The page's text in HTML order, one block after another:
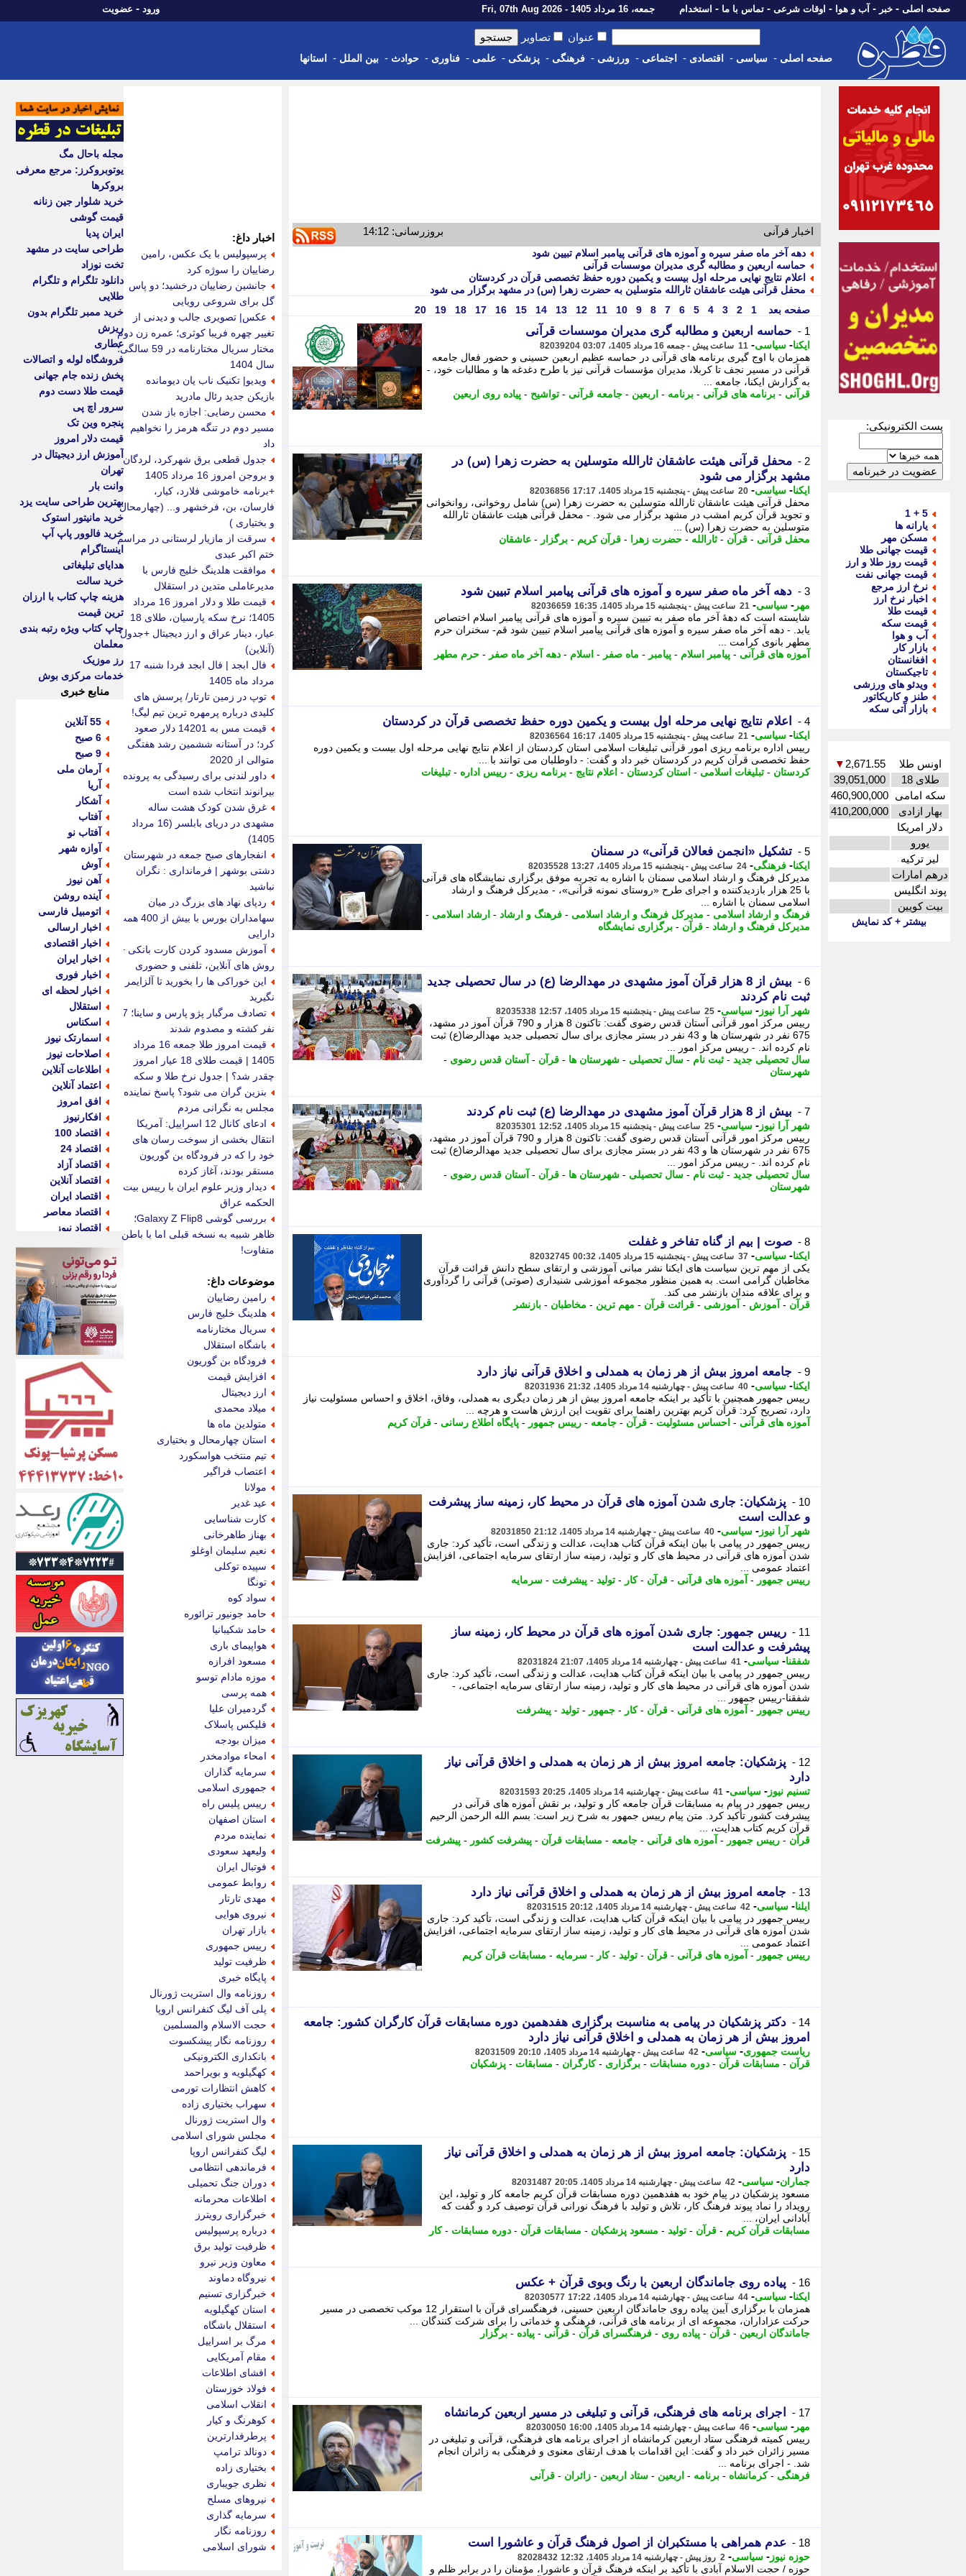
صفحه اصلی - خبر - آب و هوا - اوقات شرعی - تماس با ما - استخدام جمعه، 16 مرداد 1405 - Fri, 07th Aug 2026 ورود - عضویت
عنوان تصاویر
صفحه اصلی - سیاسی - اقتصادی - اجتماعی - ورزشی - فرهنگی - پزشکی - علمی - فناوری - حوادث - بین الملل - استانها
پست الکترونیکی:
5 + 1
یارانه ها
مسکن مهر
قیمت جهانی طلا
قیمت روز طلا و ارز
قیمت جهانی نفت
نرخ ارز مرجع
اخبار نرخ ارز
قیمت طلا
قیمت سکه
آب و هوا
بازار کار
افغانستان
تاجیکستان
ویدئو های ورزشی
طنز و کاریکاتور
بازار آتی سکه
اونس طلا 2,671.55
▼
طلای 18
39,051,000
سکه امامی 460,900,000
بهار ازادی
410,200,000
دلار امریکا
یورو
لیر ترکیه
درهم امارات
پوند انگلیس
بیت کویین
بیشتر + کد نمایش
اخبار قرآنی بروزرسانی: 14:12
دهه آخر ماه صفر سیره و آموزه های قرآنی پیامبر اسلام تبیین شود
حماسه اربعین و مطالبه گری مدیران موسسات قرآنی
اعلام نتایج نهایی مرحله اول بیست و یکمین دوره حفظ تخصصی قرآن در کردستان
محفل قرآنی هیئت عاشقان ثارالله متوسلین به حضرت زهرا (س) در مشهد برگزار می شود
صفحه بعد
1
2
3
4
5
6
7
8
9
10
11
12
13
14
15
16
17
18
19
20
1 - حماسه اربعین و مطالبه گری مدیران موسسات قرآنی
ایکنا- سیاسی- 11 ساعت پیش - جمعه 16 مرداد 1405، 03:07 82039204
همزمان با اوج گیری برنامه های قرآنی در حماسه عظیم اربعین حسینی و حضور فعال جامعه
قرآنی در مسیر نجف تا کربلا، مدیران مؤسسات قرآنی نیز با طرح دغدغه ها و مطالبات خود، -
به گزارش ایکنا، جامعه ...
قرآنی - برنامه های قرآنی - برنامه - اربعین - جامعه قرآنی - تواشیح - پیاده روی اربعین
2 -
محفل قرآنی هیئت عاشقان ثارالله متوسلین به حضرت زهرا (س) در
مشهد برگزار می شود
ایکنا- سیاسی- 20 ساعت پیش - پنجشنبه 15 مرداد 1405، 17:17 82036856
محفل قرآنی هیئت عاشقان ثارالله متوسلین به حضرت زهرا (س) شامل روخوانی، روانخوانی
و تجوید قرآن کریم امشب در مشهد برگزار می شود. - محفل قرآنی هیئت عاشقان ثارالله
متوسلین به حضرت زهرا (س) ...
محفل قرآنی - قرآن - ثارالله - حضرت زهرا - قرآن کریم - برگزار - عاشقان
3 - دهه آخر ماه صفر سیره و آموزه های قرآنی پیامبر اسلام تبیین شود
مهر - سیاسی- 21 ساعت پیش - پنجشنبه 15 مرداد 1405، 16:35 82036659
شایسته است که دههٔ آخر ماه صفر به تبیین سیره و آموزه های قرآنی پیامبر اسلام اختصاص
یابد. - دهه آخر ماه صفر سیره و آموزه های قرآنی پیامبر اسلام تبیین شود قم- سخنران حرم
مطهر بانوی کرامت ...
آموزه های قرآنی - پیامبر اسلام - پیامبر - ماه صفر - اسلام - دهه آخر ماه صفر - حرم مطهر
4 - اعلام نتایج نهایی مرحله اول بیست و یکمین دوره حفظ تخصصی قرآن در کردستان
ایکنا- سیاسی- 21 ساعت پیش - پنجشنبه 15 مرداد 1405، 16:17 82036564
رییس اداره برنامه ریزی امور قرآنی تبلیغات اسلامی استان کردستان از اعلام نتایج نهایی مرحله اول بیست و یکمین دوره
حفظ تخصصی قرآن کریم در کردستان خبر داد و گفت: - داوطلبان می توانند با ...
کردستان - تبلیغات اسلامی - استان کردستان - اعلام نتایج - برنامه ریزی - رییس اداره - تبلیغات
5 - تشکیل «انجمن فعالان قرآنی» در سمنان
ایکنا- فرهنگی- 24 ساعت پیش - پنجشنبه 15 مرداد 1405، 13:27 82035528
مدیرکل فرهنگ و ارشاد اسلامی سمنان با اشاره به تجربه موفق برگزاری نمایشگاه های قرآنی
با 25 هزار بازدیدکننده و اجرای طرح «روستای نمونه قرآنی»، - مدیرکل فرهنگ و ارشاد
اسلامی سمنان با اشاره ...
فرهنگ و ارشاد اسلامی - مدیرکل فرهنگ و ارشاد اسلامی - فرهنگ و ارشاد - ارشاد اسلامی -
مدیرکل فرهنگ و ارشاد - قرآن - برگزاری نمایشگاه
6 -
بیش از 8 هزار قرآن آموز مشهدی در مهدالرضا (ع) در سال تحصیلی جدید
ثبت نام کردند
شهر آرا نیوز - سیاسی- 25 ساعت پیش - پنجشنبه 15 مرداد 1405، 12:57 82035338
رییس مرکز امور قرآنی آستان قدس رضوی گفت: تاکنون 8 هزار و 790 قرآن آموز در مشهد،
675 نفر در شهرستان ها و 43 نفر در بستر مجازی برای سال تحصیلی جدید مهدالرضا(ع) ثبت
نام کرده اند. - رییس مرکز امور ...
سال تحصیلی جدید - ثبت نام - سال تحصیلی - شهرستان ها - قرآن - آستان قدس رضوی -
شهرستان
7 - بیش از 8 هزار قرآن آموز مشهدی در مهدالرضا (ع) ثبت نام کردند
شهر آرا نیوز - سیاسی- 25 ساعت پیش - پنجشنبه 15 مرداد 1405، 12:52 82035301
رییس مرکز امور قرآنی آستان قدس رضوی گفت: تاکنون 8 هزار و 790 قرآن آموز در مشهد،
675 نفر در شهرستان ها و 43 نفر در بستر مجازی برای سال تحصیلی جدید مهدالرضا(ع) ثبت
نام کرده اند. - رییس مرکز امور ...
سال تحصیلی جدید - ثبت نام - سال تحصیلی - شهرستان ها - قرآن - آستان قدس رضوی -
شهرستان
8 - صوت | بیم از گناه تفاخر و غفلت
ایکنا- سیاسی- 37 ساعت پیش - پنجشنبه 15 مرداد 1405، 00:32 82032745
یکی از مهم ترین سیاست های ایکنا نشر مبانی آموزشی و ارتقای سطح دانش قرائت قرآن
مخاطبان گرامی است. به همین منظور مجموعه آموزشی شنیداری (صوتی) قرآنی را گردآوری
و برای علاقه مندان بازنشر می کند.
قرآن - آموزش - آموزشی - قرائت قرآن - مهم ترین - مخاطبان - بازنشر
9 - جامعه امروز بیش از هر زمان به همدلی و اخلاق قرآنی نیاز دارد
ایکنا- سیاسی- 40 ساعت پیش - چهارشنبه 14 مرداد 1405، 21:32 82031936
رییس جمهور همچنین با تأکید بر اینکه جامعه امروز بیش از هر زمان دیگری به همدلی، وفاق، اخلاق و احساس مسئولیت نیاز
دارد، تصریح کرد: قرآن کریم بهترین راهنما برای تقویت این ارزش هاست و هرچه ...
آموزه های قرآنی - احساس مسئولیت - قرآن - جامعه - رییس جمهور - پایگاه اطلاع رسانی - قرآن کریم
10 -
پزشکیان: جاری شدن آموزه های قرآن در محیط کار، زمینه ساز پیشرفت
و عدالت است
شهر آرا نیوز - سیاسی- 40 ساعت پیش - چهارشنبه 14 مرداد 1405، 21:12 82031850
رییس جمهور در پیامی با بیان اینکه قرآن کتاب هدایت، عدالت و زندگی است، تأکید کرد: جاری
شدن آموزه های قرآنی در محیط های کار و تولید، زمینه ساز ارتقای سرمایه اجتماعی، افزایش
اعتماد عمومی ...
رییس جمهور - آموزه های قرآنی - قرآن -کار - تولید - پیشرفت - سرمایه
11 -
رییس جمهور: جاری شدن آموزه های قرآن در محیط کار، زمینه ساز
پیشرفت و عدالت است
شفقنا- سیاسی- 41 ساعت پیش - چهارشنبه 14 مرداد 1405، 21:07 82031824
رییس جمهور در پیامی با بیان اینکه قرآن کتاب هدایت، عدالت و زندگی است، تأکید کرد: جاری
شدن آموزه های قرآنی در محیط های کار و تولید، زمینه ساز ارتقای سرمایه اجتماعی، -
شفقنا-رییس جمهور ...
رییس جمهور - آموزه های قرآنی - قرآن -کار - جمهور - تولید - پیشرفت
12 -
پزشکیان: جامعه امروز بیش از هر زمان به همدلی و اخلاق قرآنی نیاز
دارد
تسنیم نیوز - سیاسی- 41 ساعت پیش - چهارشنبه 14 مرداد 1405، 20:25 82031593
رییس جمهور در پیام به مسابقات قرآن جامعه کار و تولید، بر نقش آموزه های قرآنی در
پیشرفت کشور تأکید کرد. متن پیام رییس جمهور به شرح زیر است: بسم الله الرحمن الرحیم
قرآن کریم کتاب هدایت، ...
قرآن - رییس جمهور - آموزه های قرآنی - جامعه - مسابقات قرآن - پیشرفت کشور - پیشرفت
13 - جامعه امروز بیش از هر زمان به همدلی و اخلاق قرآنی نیاز دارد
ایلنا- سیاسی- 42 ساعت پیش - چهارشنبه 14 مرداد 1405، 20:12 82031515
​رییس جمهور در پیامی با بیان اینکه قرآن کتاب هدایت، عدالت و زندگی است، تأکید کرد: جاری
شدن آموزه های قرآنی در محیط های کار و تولید، زمینه ساز ارتقای سرمایه اجتماعی، افزایش
اعتماد عمومی ...
رییس جمهور - آموزه های قرآنی - قرآن - تولید -کار - سرمایه - مسابقات قرآن کریم
14 -
دکتر پزشکیان در پیامی به مناسبت برگزاری هفدهمین دوره مسابقات قرآن کارگران کشور: جامعه
امروز بیش از هر زمان به همدلی و اخلاق قرآنی نیاز دارد
ریاست جمهوری- سیاسی- 42 ساعت پیش - چهارشنبه 14 مرداد 1405، 20:10 82031509
قرآن - مسابقات قرآن - دوره مسابقات - برگزاری -کارگران - مسابقات - پزشکیان
15 -
پزشکیان: جامعه امروز بیش از هر زمان به همدلی و اخلاق قرآنی نیاز
دارد
جماران- سیاسی- 42 ساعت پیش - چهارشنبه 14 مرداد 1405، 20:05 82031487
مسعود پزشکیان در پیام خود به هفدهمین دوره مسابقات قرآن کریم جامعه کار و تولید، این
رویداد را نماد پیوند فرهنگ کار، تلاش و تولید با فرهنگ نورانی قرآن توصیف کرد و گفت که
آبادانی ایران، ...
مسابقات قرآن کریم - قرآن - تولید - مسعود پزشکیان - مسابقات قرآن - دوره مسابقات -کار
16 - پیاده روی جاماندگان اربعین با رنگ وبوی قرآن + عکس
ایکنا- سیاسی- 44 ساعت پیش - چهارشنبه 14 مرداد 1405، 17:22 82030577
همزمان با برگزاری آیین پیاده روی جاماندگان اربعین حسینی، فرهنگسرای قرآن با استقرار 12 موکب تخصصی در مسیر
حرکت عزاداران، مجموعه ای از برنامه های قرآنی، فرهنگی و خدماتی را برای شرکت کنندگان ...
جاماندگان اربعین - قرآن - پیاده روی - فرهنگسرای قرآن - قرآنی - پیاده - برگزار
17 - اجرای برنامه های فرهنگی، قرآنی و تبلیغی در مسیر اربعین کرمانشاه
مهر - سیاسی- 46 ساعت پیش - چهارشنبه 14 مرداد 1405، 16:00 82030050
رییس کمیته فرهنگی ستاد اربعین کرمانشاه از اجرای برنامه های فرهنگی، قرآنی و تبلیغی در
مسیر زائران خبر داد و گفت: این اقدامات با هدف ارتقای معنوی و فرهنگی به زائران انجام
شد. - اجرای برنامه ...
فرهنگی -کرمانشاه - برنامه - اربعین - ستاد اربعین - زائران - قرآنی
18 - عدم همراهی با مستکبران از اصول فرهنگ قرآن و عاشورا است
حوزه نیوز - سیاسی- 2 روز پیش - چهارشنبه 14 مرداد 1405، 12:32 82028432
حوزه / حجت الاسلام آبادی با تأکید بر اینکه فرهنگ قرآن و عاشورا، مؤمنان را در برابر ظلم و
اخبار داغ:
پرسپولیس با یک عکس، رامین
رضاییان را سوژه کرد
جانشین رضاییان درخشید؛ دو پاس
گل برای شروعی رویایی
عکس| تصویری جالب و دیدنی از
تغییر چهره فریبا کوثری؛ عمره زن دوم
مختار سریال مختارنامه در 59 سالگی؛
سال 1404
ویدیو| تکنیک ناب یان دیومانده
بازیکن جدید رئال مادرید
محسن رضایی: اجازه باز شدن
مسیر دوم در تنگه هرمز را نخواهیم
داد
جدول قطعی برق شهرکرد، لردگان
و بروجن امروز 16 مرداد 1405
+برنامه خاموشی فلارد، کیار،
فارسان، بن، فرخشهر و... (چهارمحال
و بختیاری )
سرقت از مازیار لرستانی در مراسم
ختم اکبر عبدی
موافقت هلدینگ خلیج فارس با
مدیرعاملی متدین در استقلال
قیمت طلا و دلار امروز 16 مرداد
1405؛ نرخ سکه پارسیان، طلای 18
عیار، دینار عراق و ارز دیجیتال +جدول
(آنلاین)
فال ابجد | فال ابجد فردا شنبه 17
مرداد ماه 1405
توپ در زمین تارتار/ پرسش های
کلیدی درباره پرمهره ترین تیم لیگ!
قیمت مس به 14201 دلار صعود
کرد؛ در آستانه ششمین رشد هفتگی
متوالی از 2020
داور لندنی برای رسیدگی به پرونده
بیرانوند انتخاب شده است
غرق شدن کودک هشت ساله
مشهدی در دریای بابلسر (16 مرداد
1405)
انفجارهای صبح جمعه در شهرستان
دشتی بوشهر | فرمانداری : نگران
نباشید
ردپای نهاد های بزرگ در میان
سهامداران بورس با بیش از 400 همت
دارایی
آموزش مسدود کردن کارت بانکی +
روش های آنلاین، تلفنی و حضوری
این خوراکی ها را بخورید تا آلزایمر
نگیرید
تصادف مرگبار پژو پارس و ساینا؛ 7
نفر کشته و مصدوم شدند
قیمت امروز طلا جمعه 16 مرداد
1405 | قیمت طلای 18 عیار امروز
چقدر شد؟ | جدول نرخ طلا و سکه
بنزین گران می شود؟ پاسخ نماینده
مجلس به نگرانی مردم
ادعای کانال 12 اسراییل: آمریکا
انتقال بخشی از سوخت رسان های
خود را که در فرودگاه بن گوریون
مستقر بودند، آغاز کرده
دیدار وزیر علوم ایران با رییس بیت
الحکمه عراق
بررسی گوشی Galaxy Z Flip8؛
ظاهر شبیه به نسخه قبلی اما با باطن
متفاوت!
موضوعات داغ:
رامین رضاییان
هلدینگ خلیج فارس
سریال مختارنامه
باشگاه استقلال
فرودگاه بن گوریون
افزایش قیمت
ارز دیجیتال
میلاد محمدی
متولدین ماه ها
استان چهارمحال و بختیاری
تیم منتخب هواسکورد
اعتصاب فراگیر
مولانا
عید غدیر
کارت شناسایی
بهناز طاهرخانی
نعیم سلیمان اوغلو
سپیده توکلی
تونگا
سواد کوه
حامد جونیور ترائوره
حامد شکیبانیا
هواپیمای باری
مسعود افرازه
موزه مادام توسو
همه پرسی
گردمیران علیا
فلیکس پاسلاک
میزان بودجه
امحاء موادمخدر
سرمایه گذاران
جمهوری اسلامی
رییس پلیس راه
استان اصفهان
نماینده مردم
ولیعهد سعودی
فوتبال ایران
روابط عمومی
مهدی تارتار
نیروی هوایی
بازار تهران
رییس جمهوری
ظرفیت تولید
پایگاه خبری
روزنامه وال استریت ژورنال
پلی آف لیگ کنفرانس اروپا
حجت الاسلام والمسلمین
روزنامه نگار پیشکسوت
بانکداری الکترونیکی
کهگیلویه و بویراحمد
کاهش انتظارات تورمی
سهراب بختیاری زاده
وال استریت ژورنال
مجلس شورای اسلامی
لیگ کنفرانس اروپا
فرماندهی انتظامی
دوران جنگ تحمیلی
اطلاعات محرمانه
خبرگزاری رویترز
درباره پرسپولیس
ظرفیت تولید برق
معاون وزیر نیرو
نیروگاه دماوند
خبرگزاری تسنیم
استان کهگیلویه
استقلال باشگاه
مرگ بر اسراییل
مقام آمریکایی
افشای اطلاعات
فولاد خوزستان
انقلاب اسلامی
کوهرنگ و کیار
پرطرفدارترین
دونالد ترامپ
بختیاری زاده
نظری جویباری
نیروهای مسلح
سرمایه گذاری
روزنامه نگار
شورای اسلامی
مجله باحال مگ
یوتوبروکرز: مرجع معرفی
بروکرها
خرید شلوار جین زنانه
قیمت گوشی
ایران پدیا
طراحی سایت در مشهد
تخت نوزاد
دانلود تلگرام و تلگرام
طلایی
خرید ممبر تلگرام بدون
ریزش
عطاری
فروشگاه لوله و اتصالات
پخش زنده جام جهانی
قیمت طلا دست دوم
سرور اچ پی
پنجره وین تک
قیمت دلار امروز
آموزش ارز دیجیتال در
تهران
وانت بار
بهترین طراحی سایت یزد
خرید مانیتور استوک
خرید فالوور پاپ آپ
اینستاگرام
هدایای تبلیغاتی
خرید سالت
هزینه چاپ کتاب با ارزان
ترین قیمت
چاپ کتاب ویژه رتبه بندی
معلمان
رز موزیک
خدمات مرکزی بوش
منابع خبری
55 آنلاین
6 صبح
9 صبح
آرمان ملی
آریا
آشکار
آفتاب
آفتاب نو
آوازه شهر
آوش
آهن نیوز
آینده روشن
اتومبیل فارسی
اخبار ارسالی
اخبار اقتصادی
اخبار ایران
اخبار فوری
اخبار لحظه ای
استقلال
اسکناس
اسمارتک نیوز
اصلاحات نیوز
اطلاعات آنلاین
اعتماد آنلاین
افق امروز
افکارنیوز
اقتصاد 100
اقتصاد 24
اقتصاد آزاد
اقتصاد آنلاین
اقتصاد ایران
اقتصاد معاصر
اقتصاد نیوز
اکوفارس
اکونگار
اکونیوز
الف
انتشار آنلاین
اندیشه قرن
اندیشه معاصر
اندیشه ها
انرژی پرس
ای استخدام
ایتنا
ایراف
ایران آرت
ایران آنلاین
ایران زندگی
ایران فوری
ایرانی روز
ایرانیتال
ایرنا
ایسکانیوز
ایسنا
ایکنا
ایلنا
اینتیتر
ایونا نیوز
بازتاب آنلاین
باشگاه خبرنگاران
باغستان نیوز
بامبوک
ببین و بخون
بدینسان
بنکر